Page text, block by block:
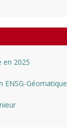
en 2025
ENSG-Géomatique